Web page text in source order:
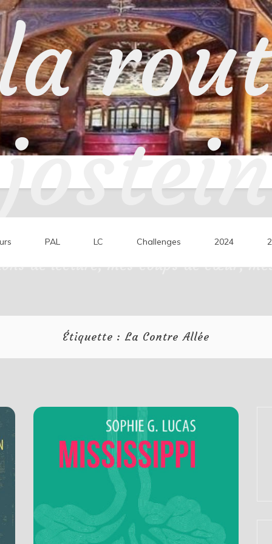
jostein
de lecture, mes coups de cœur,
PAL LC Challenges 2024
Étiquette : La Contre Allée